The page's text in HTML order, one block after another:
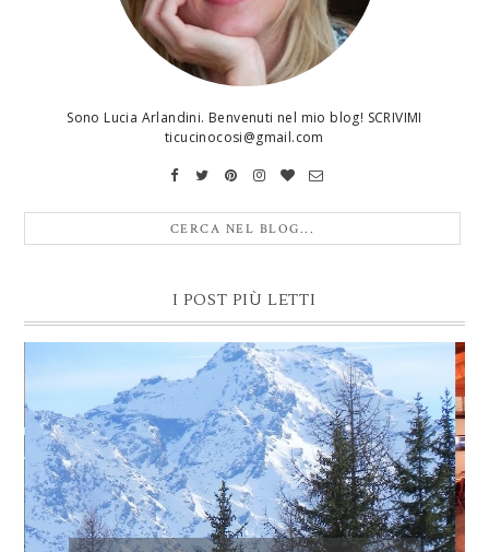
Sono Lucia Arlandini. Benvenuti nel mio blog! SCRIVIMI
ticucinocosi@gmail.com
I POST PIÙ LETTI